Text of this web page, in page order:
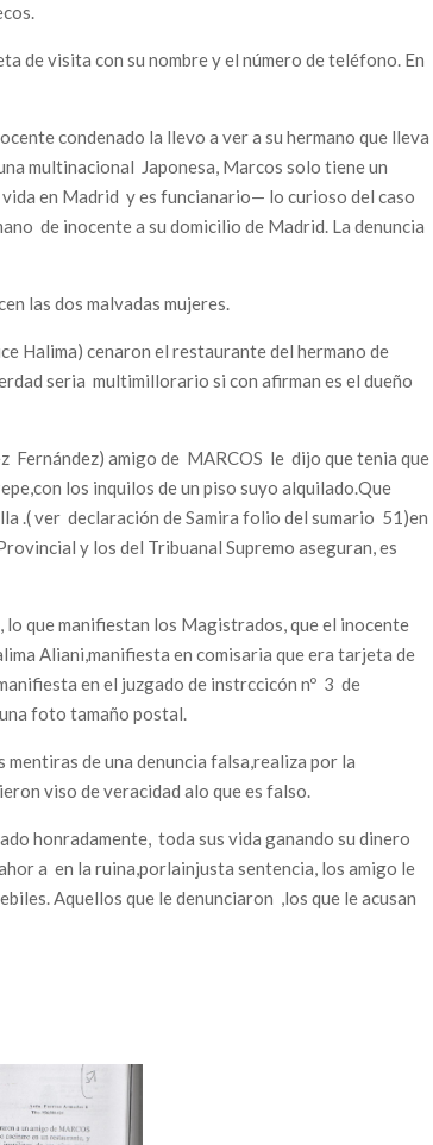
de visita con su nombre y el número de teléfono. En
condenado la llevo a ver a su hermano que lleva
multinacional Japonesa, Marcos solo tiene un
en Madrid y es funcianario— lo curioso del caso
de inocente a su domicilio de Madrid. La denuncia
las dos malvadas mujeres.
Halima) cenaron el restaurante del hermano de
seria multimillorario si con afirman es el dueño
Fernández) amigo de MARCOS le dijo que tenia que
los inquilos de un piso suyo alquilado.Que
.( ver declaración de Samira folio del sumario 51)en
y los del Tribuanal Supremo aseguran, es
que manifiestan los Magistrados, que el inocente
Aliani,manifiesta en comisaria que era tarjeta de
en el juzgado de instrccicón nº 3 de
foto tamaño postal.
de una denuncia falsa,realiza por la
viso de veracidad alo que es falso.
honradamente, toda sus vida ganando su dinero
a en la ruina,porlainjusta sentencia, los amigo le
Aquellos que le denunciaron ,los que le acusan